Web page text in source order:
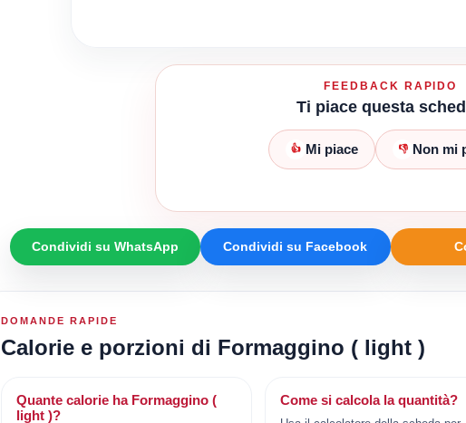
FEEDBACK RAPIDO
Ti piace questa
👍 Mi piace 👎 Non mi
Condividi su WhatsApp Condividi su Facebook
DOMANDE RAPIDE
Calorie e porzioni di Formaggino ( light )
Quante calorie ha Formaggino (
light )?
Come si calcola la quantità?